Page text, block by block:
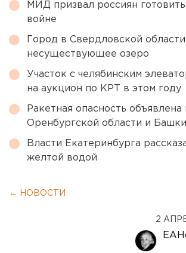
МИД призвал россиян
войне
Город в Свердловской
несуществующее озеро
Участок с челябинским
на аукцион по КРТ в этом году
Ракетная опасность объявлена
Оренбургской области и
Власти Екатеринбурга
желтой водой
← НОВОСТИ
2